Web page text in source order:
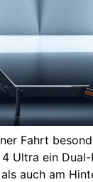
Fahrt
Ultra ein Dual-
auch am